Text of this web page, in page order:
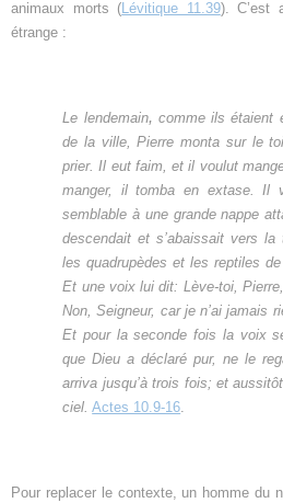
animaux morts (Lévitique 11.39). C’est
étrange :
Le lendemain, comme ils étaient
de la ville, Pierre monta sur le
prier. Il eut faim, et il voulut
manger, il tomba en extase. Il
semblable à une grande nappe
descendait et s’abaissait vers
les quadrupèdes et les reptiles
Et une voix lui dit: Lève-toi,
Non, Seigneur, car je n’ai jamais
Et pour la seconde fois la voix
que Dieu a déclaré pur, ne le
arriva jusqu’à trois fois; et
ciel. Actes 10.9-16.
Pour replacer le contexte, un homme du